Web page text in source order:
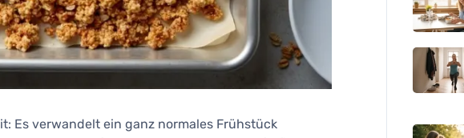
Es verwandelt ein ganz normales Frühstück